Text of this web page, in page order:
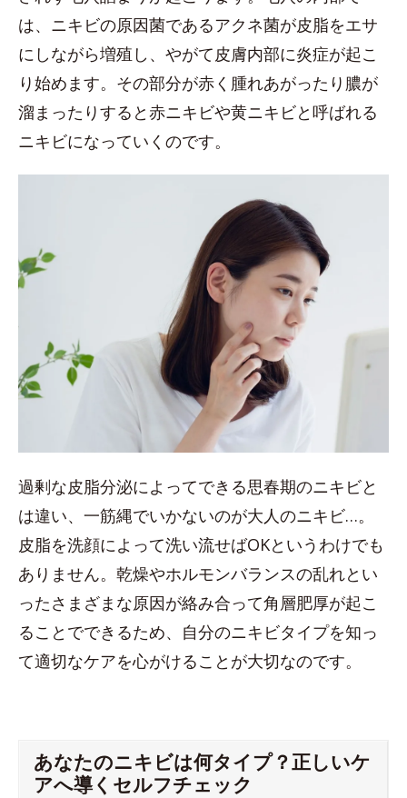
は、ニキビの原因菌であるアクネ菌が皮脂をエサ
にしながら増殖し、やがて皮膚内部に炎症が起こ
り始めます。その部分が赤く腫れあがったり膿が
溜まったりすると赤ニキビや黄ニキビと呼ばれる
ニキビになっていくのです。
過剰な皮脂分泌によってできる思春期のニキビと
は違い、一筋縄でいかないのが大人のニキビ…。
皮脂を洗顔によって洗い流せばOKというわけでも
ありません。乾燥やホルモンバランスの乱れとい
ったさまざまな原因が絡み合って角層肥厚が起こ
ることでできるため、自分のニキビタイプを知っ
て適切なケアを心がけることが大切なのです。
あなたのニキビは何タイプ？正しいケ
アへ導くセルフチェック